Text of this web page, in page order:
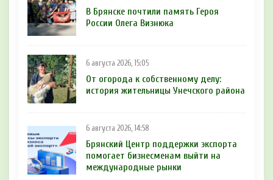
В Брянске почтили память Героя
России Олега Визнюка
6 августа 2026, 15:05
От огорода к собственному делу:
история жительницы Унечского района
6 августа 2026, 14:58
Брянский Центр поддержки экспорта
помогает бизнесменам выйти на
международные рынки